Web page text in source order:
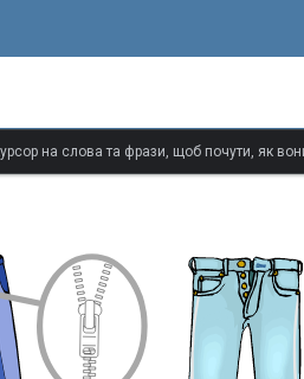
на слова та фрази, щоб почути, як